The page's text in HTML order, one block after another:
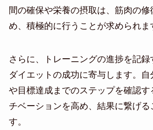
間の確保や栄養の摂取は、筋肉の修
め、積極的に行うことが求められま
さらに、トレーニングの進捗を記録
ダイエットの成功に寄与します。
や目標達成までのステップを確認す
チベーションを高め、結果に繋げる
す。